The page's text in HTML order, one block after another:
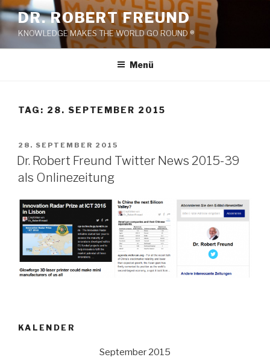
Zum
Inhalt
springen
DR. ROBERT FREUND
KNOWLEDGE MAKES THE WORLD GO ROUND ®
Menü
TAG: 28. SEPTEMBER 2015
VERÖFFENTLICHT
AM
28. SEPTEMBER 2015
Dr. Robert Freund Twitter News 2015-39
als Onlinezeitung
KALENDER
September 2015